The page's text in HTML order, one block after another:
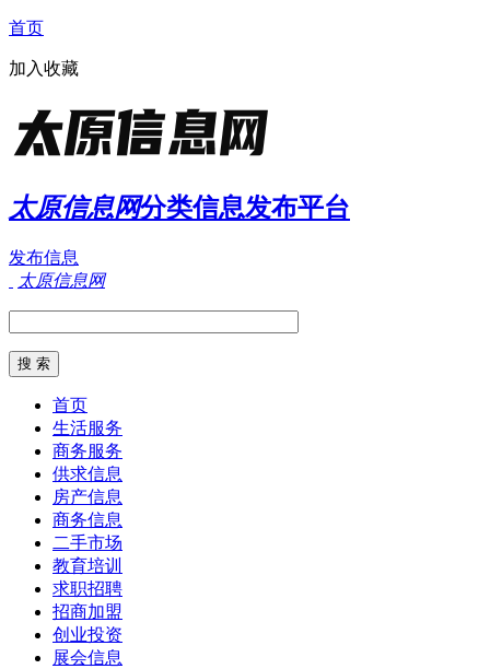
首页
加入收藏
太原信息网分类信息发布平台
发布信息
太原信息网
首页
生活服务
商务服务
供求信息
房产信息
商务信息
二手市场
教育培训
求职招聘
招商加盟
创业投资
展会信息